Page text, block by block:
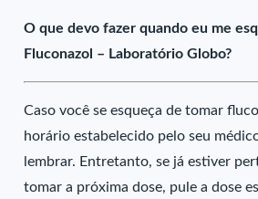
O que devo fazer quando eu me
Fluconazol – Laboratório Globo?
Caso você se esqueça de tomar
horário estabelecido pelo seu
lembrar. Entretanto, se já estiver
tomar a próxima dose, pule a dose